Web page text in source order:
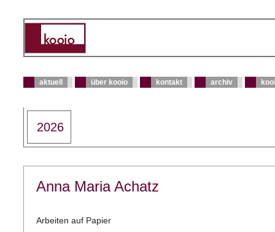
aktuell über kooio kontakt archiv
2026
Anna Maria Achatz
Arbeiten auf Papier